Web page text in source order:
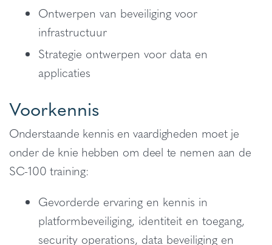
Ontwerpen van beveiliging voor
infrastructuur
Strategie ontwerpen voor data en
applicaties
Voorkennis
Onderstaande kennis en vaardigheden moet je
onder de knie hebben om deel te nemen aan de
SC-100 training:
Gevorderde ervaring en kennis in
platformbeveiliging, identiteit en toegang,
security operations, data beveiliging en